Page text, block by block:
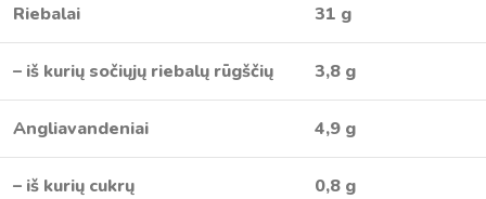
Riebalai 31 g
– iš kurių sočiųjų riebalų rūgščių 3,8 g
Angliavandeniai 4,9 g
– iš kurių cukrų 0,8 g